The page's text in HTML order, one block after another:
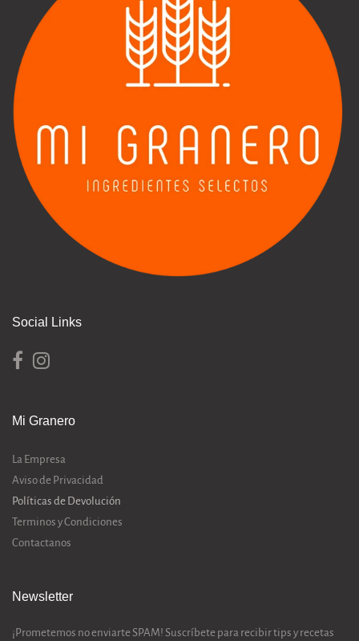
Social Links
Mi Granero
La Empresa
Aviso de Privacidad
Políticas de Devolución
Terminos y Condiciones
Contactanos
Newsletter
¡Prometemos no enviarte SPAM! Suscríbete para recibir tips y recetas